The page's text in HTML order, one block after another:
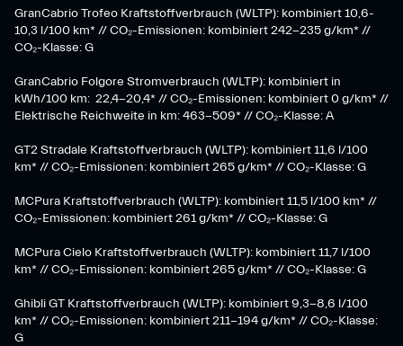
GranCabrio Trofeo Kraftstoffverbrauch (WLTP): kombiniert 10,6-
10,3 l/100 km* // CO₂-Emissionen: kombiniert 242-235 g/km* //
CO₂-Klasse: G
GranCabrio Folgore Stromverbrauch (WLTP): kombiniert in
kWh/100 km: 22,4-20,4* // CO₂-Emissionen: kombiniert 0 g/km* //
Elektrische Reichweite in km: 463-509* // CO₂-Klasse: A
GT2 Stradale Kraftstoffverbrauch (WLTP): kombiniert 11,6 l/100
km* // CO₂-Emissionen: kombiniert 265 g/km* // CO₂-Klasse: G
MCPura Kraftstoffverbrauch (WLTP): kombiniert 11,5 l/100 km* //
CO₂-Emissionen: kombiniert 261 g/km* // CO₂-Klasse: G
MCPura Cielo Kraftstoffverbrauch (WLTP): kombiniert 11,7 l/100
km* // CO₂-Emissionen: kombiniert 265 g/km* // CO₂-Klasse: G
Ghibli GT Kraftstoffverbrauch (WLTP): kombiniert 9,3-8,6 l/100
km* // CO₂-Emissionen: kombiniert 211-194 g/km* // CO₂-Klasse:
G